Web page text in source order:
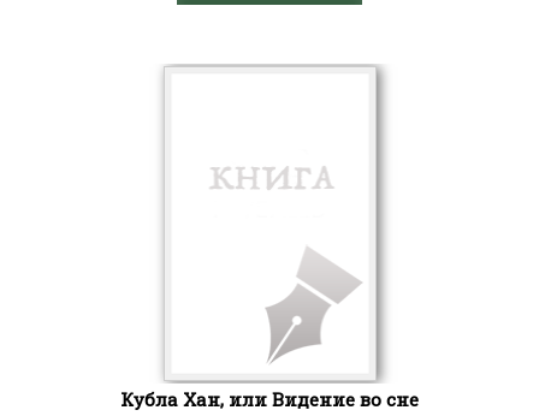
Кубла Хан, или Видение во сне